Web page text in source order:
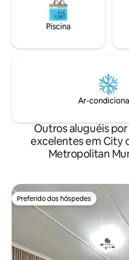
Piscina
Ar-
Outros aluguéis
excelentes em City
Metropolitan
Preferido dos hóspedes
Preferido dos hóspedes